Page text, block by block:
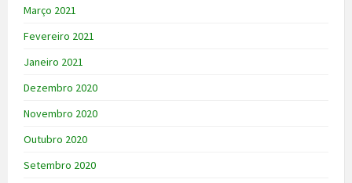
Março 2021
Fevereiro 2021
Janeiro 2021
Dezembro 2020
Novembro 2020
Outubro 2020
Setembro 2020